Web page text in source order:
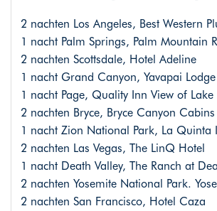
2 nachten Los Angeles, Best Western
1 nacht Palm Springs, Palm Mountain
2 nachten Scottsdale, Hotel Adeline
1 nacht Grand Canyon, Yavapai Lodge
1 nacht Page, Quality Inn View of Lake
2 nachten Bryce, Bryce Canyon Cabins
1 nacht Zion National Park, La Quinta
2 nachten Las Vegas, The LinQ Hotel
1 nacht Death Valley, The Ranch at
2 nachten Yosemite National Park.
2 nachten San Francisco, Hotel Caza